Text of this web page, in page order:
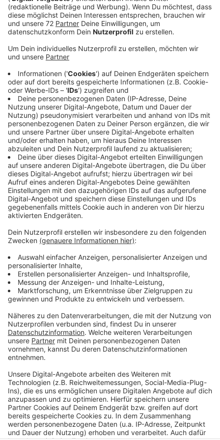
Anzeige
Im Juni waren bei ihr ähnlich viele Menschen arbeitslos
gemeldet wie im Vormonat. Die Arbeitslosenquote
suchen Mitarbeiter, sind aber weiter zurückhaltend. Im
Juni meldeten sie etwas weniger offene Stellen als
zur selben Zeit im Vorjahr.
Anzeige
Unbesetzte Lehrstellen
Anzeige
Das neue Ausbildungsjahr startet in einem Monat
offiziell. Heute stellt die Coesfelder Arbeitsagentur
vor, wie viele junge Menschen noch auf der Suche nach
einer Lehrstelle sind. Gut 900 Jugendliche hatten mit
ihren Bewerbungen bislang keinen Erfolg. Kein Grund zu
resignieren, sagt die Arbeitsagentur. Vieles sei noch
möglich, denn in ihrem Bezirk gibt es noch fast 2200
unbesetzte Lehrstellen. Wer bei der Auswahl des
Ausbildungsberufes offen und bereit sei Fahrtwege in
Kauf zu nehmen, habe sehr gute Chancen noch etwas
zu finden.
Anzeige
Anzeige